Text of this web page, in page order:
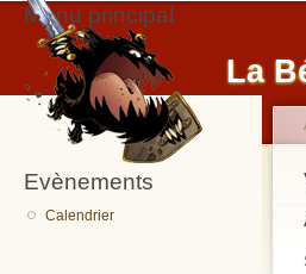
La
Menu principal
Evènements
Calendrier